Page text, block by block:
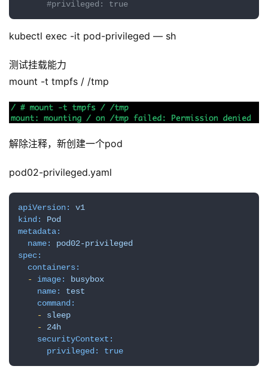
#privileged: true
kubectl exec -it pod-privileged — sh
测试挂载能力
mount -t tmpfs / /tmp
解除注释，新创建一个pod
pod02-privileged.yaml
apiVersion:
v1
kind:
Pod
metadata:
name:
pod02-privileged
spec:
containers:
-
image:
busybox
name:
test
command:
-
sleep
-
24h
securityContext:
privileged:
true